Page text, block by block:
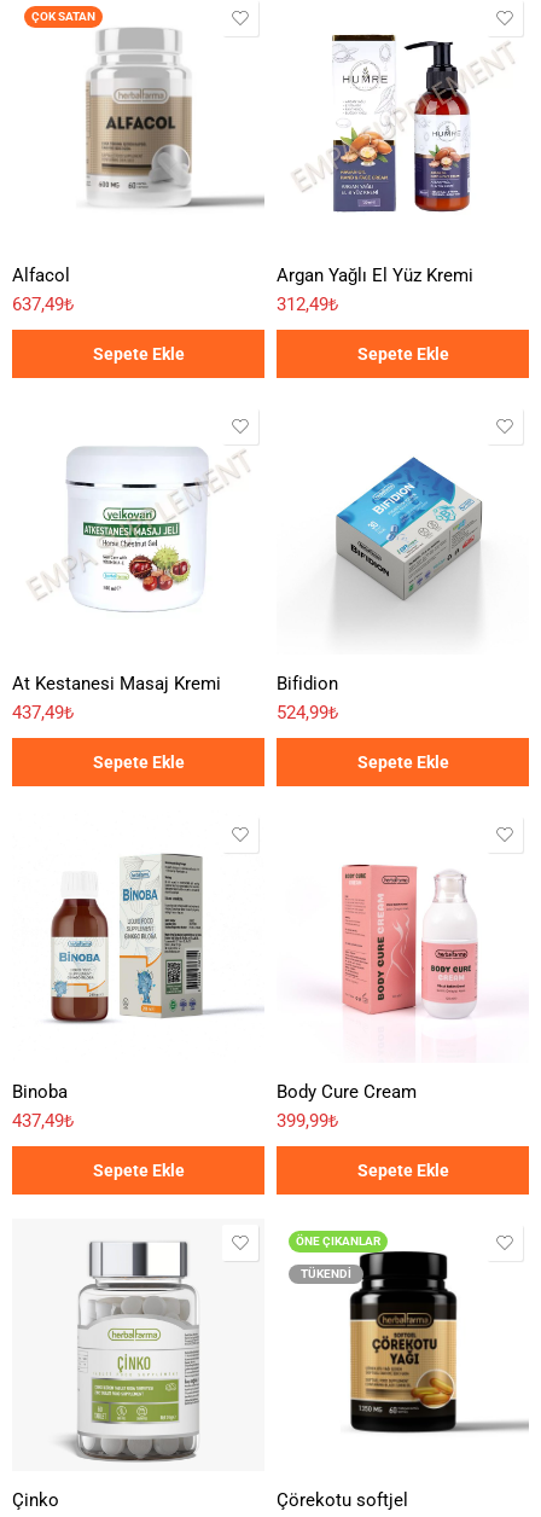
ÇOK SATAN
Alfacol
637,49₺
Sepete Ekle
Argan Yağlı El Yüz Kremi
312,49₺
Sepete Ekle
At Kestanesi Masaj Kremi
437,49₺
Sepete Ekle
Bifidion
524,99₺
Sepete Ekle
Binoba
437,49₺
Sepete Ekle
Body Cure Cream
399,99₺
Sepete Ekle
Çinko
ÖNE ÇIKANLAR
TÜKENDI
Çörekotu softjel